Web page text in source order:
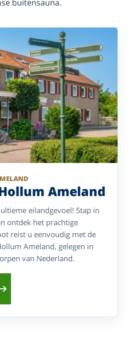
buitensauna.
Ameland
eilandgevoel! Stap in
ontdek het prachtige
reist u eenvoudig met de
Ameland, gelegen in
van Nederland.